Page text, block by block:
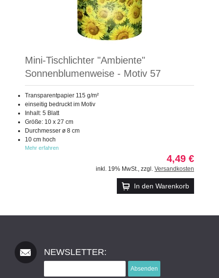
Mini-Tischlichter "Ambiente"
Sonnenblumenweise - Motiv 57
Transparentpapier 115 g/m²
einseitig bedruckt im Motiv
Inhalt: 5 Blatt
Größe: 10 x 27 cm
Durchmesser ø 8 cm
10 cm hoch
Mehr erfahren
4,49 €
inkl. 19% MwSt. zzgl. Versandkosten
In den Warenkorb
NEWSLETTER:
Absenden